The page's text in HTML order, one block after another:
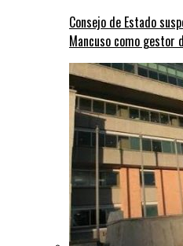
Consejo de Estado
Mancuso como gestor